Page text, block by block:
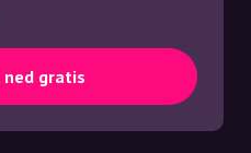
ned gratis